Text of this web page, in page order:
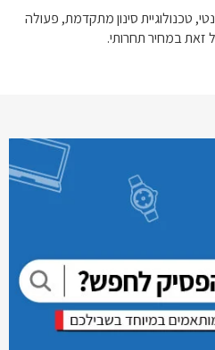
טכנולוגיית סינון מתקדמת, פעולה
במחיר תחרותי.